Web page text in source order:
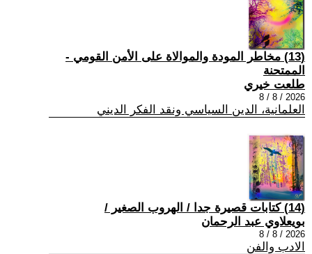
(13) مخاطر المودة والموالاة على الأمن القومي -
الممتحنة
طلعت خيري
2026 / 8 / 8
العلمانية، الدين السياسي ونقد الفكر الديني
(14) كتابات قصيرة جدا / الهروب الصغير /
بويعلاوي عبد الرحمان
2026 / 8 / 8
الادب والفن